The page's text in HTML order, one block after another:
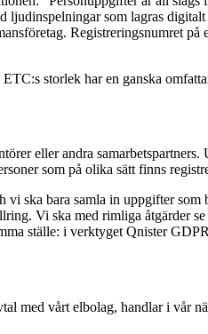
som lagras
Registreringsnumret
storlek har en ganska
eller andra
som på olika sätt finns
ska bara samla in uppgifter
Vi ska med rimliga åtgärder
ställe: i verktyget Qnister
med vårt elbolag, handlar i vår